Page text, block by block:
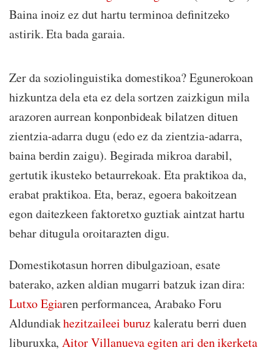
Baina inoiz ez dut hartu terminoa definitzeko
astirik. Eta bada garaia.
Zer da soziolinguistika domestikoa? Egunerokoan
hizkuntza dela eta ez dela sortzen zaizkigun mila
arazoren aurrean konponbideak bilatzen dituen
zientzia-adarra dugu (edo ez da zientzia-adarra,
baina berdin zaigu). Begirada mikroa darabil,
gertutik ikusteko betaurrekoak. Eta praktikoa da,
erabat praktikoa. Eta, beraz, egoera bakoitzean
egon daitezkeen faktoretxo guztiak aintzat hartu
behar ditugula oroitarazten digu.
Domestikotasun horren dibulgazioan, esate
baterako, azken aldian mugarri batzuk izan dira:
Lutxo Egiaren performancea, Arabako Foru
Aldundiakhezitzaileei buruzkaleratu berri duen
liburuxka,Aitor Villanueva egiten ari den ikerketa